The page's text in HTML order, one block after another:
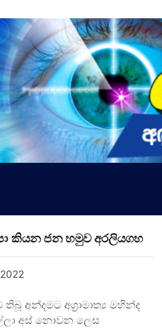
කියන ජන හමුව අරලියගහ
අන්දමට අග‍්‍රාමාත්‍ය මහින්ද
අස් නොවන ලෙස